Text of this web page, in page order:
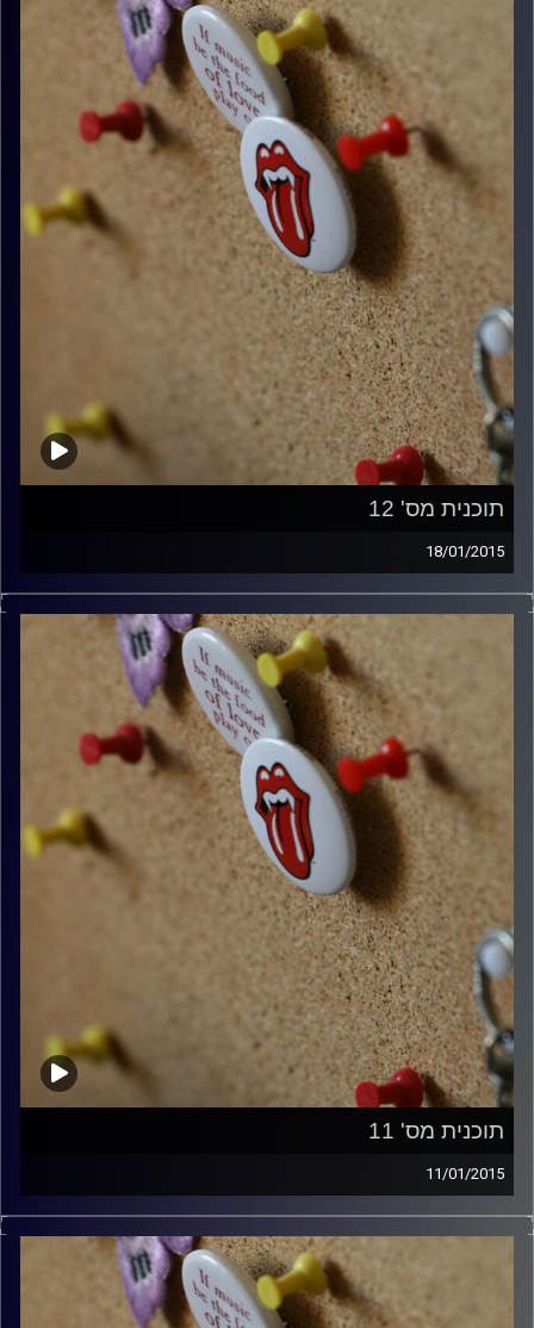
תוכנית מס' 12
18/01/2015
קלאסיקות רוק עם אורן הוף.
włodi
תוכנית מס' 11
11/01/2015
קלאסיקות רוק עם אורן הוף.
włodi